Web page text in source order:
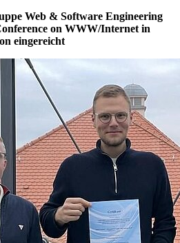
Web & Software Engineering
on WWW/Internet in
eingereicht